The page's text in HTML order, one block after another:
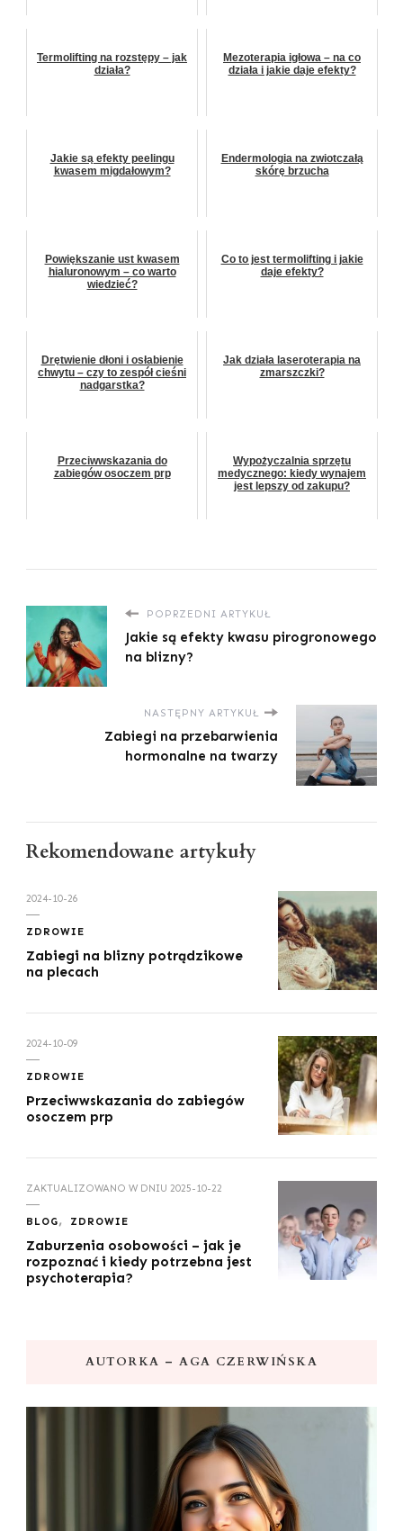
Termolifting na rozstępy – jak
działa?
Mezoterapia igłowa – na co
działa i jakie daje efekty?
Jakie są efekty peelingu
kwasem migdałowym?
Endermologia na zwiotczałą
skórę brzucha
Powiększanie ust kwasem
hialuronowym – co warto
wiedzieć?
Co to jest termolifting i jakie
daje efekty?
Drętwienie dłoni i osłabienie
chwytu – czy to zespół cieśni
nadgarstka?
Jak działa laseroterapia na
zmarszczki?
Przeciwwskazania do
zabiegów osoczem prp
Wypożyczalnia sprzętu
medycznego: kiedy wynajem
jest lepszy od zakupu?
POPRZEDNI ARTYKUŁ
Jakie są efekty kwasu pirogronowego
na blizny?
NASTĘPNY ARTYKUŁ
Zabiegi na przebarwienia
hormonalne na twarzy
Rekomendowane artykuły
2024-10-26
ZDROWIE
Zabiegi na blizny potrądzikowe
na plecach
2024-10-09
ZDROWIE
Przeciwwskazania do zabiegów
osoczem prp
ZAKTUALIZOWANO W DNIU 2025-10-22
BLOG ZDROWIE
Zaburzenia osobowości – jak je
rozpoznać i kiedy potrzebna jest
psychoterapia?
AUTORKA – AGA CZERWIŃSKA